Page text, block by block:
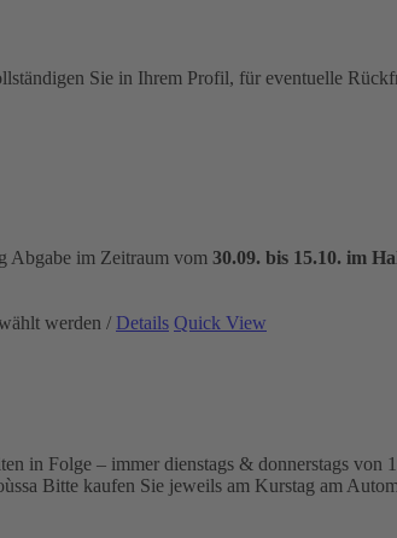
Sie in Ihrem Profil, für eventuelle
Abgabe im Zeitraum vom 30.09. bis 15.10. im
werden / Details Quick View
in Folge – immer dienstags & donnerstags von
Bitte kaufen Sie jeweils am Kurstag am